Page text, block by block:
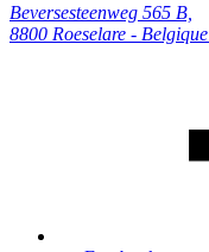
Beversesteenweg 565 B,
8800 Roeselare - Belgique